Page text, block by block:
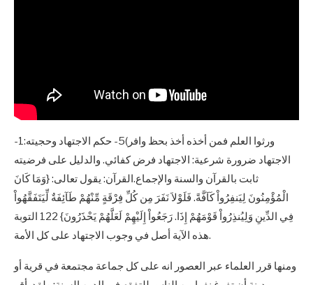
ورثوا العلم فمن أخذه أخذ بحظ وافر)5- حكم الاجتهاد وحجيته:1-
الاجتهاد ضرورة شرعية: الاجتهاد فرض كفائي. والدليل على فرضيته
ثابت بالقرآن والسنة والإجماع.القرآن: يقول تعالى: {وَمَا كَانَ
الْمُؤْمِنُونَ لِيَنفِرُواْ كَآفَّةً. فَلَوْلاَ نَفَرَ مِن كُلِّ فِرْقَةٍ مِّنْهُمْ طَآئِفَةٌ لِّيَتَفَقَّهُواْ
فِي الدِّينِ وَلِيُنذِرُواْ قَوْمَهُمْ إِذَا. رَجَعُواْ إِلَيْهِمْ لَعَلَّهُمْ يَحْذَرُونَ} 122 التوبة
هذه الآية أصل في وجوب الاجتهاد على كل الأمة.
ومنها قرر العلماء عبر العصور انه على كل جماعة مجتمعة في قرية أو